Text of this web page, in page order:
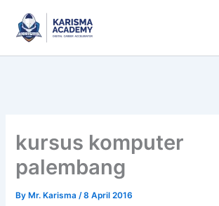
content
kursus komputer
palembang
By Mr. Karisma/8 April 2016